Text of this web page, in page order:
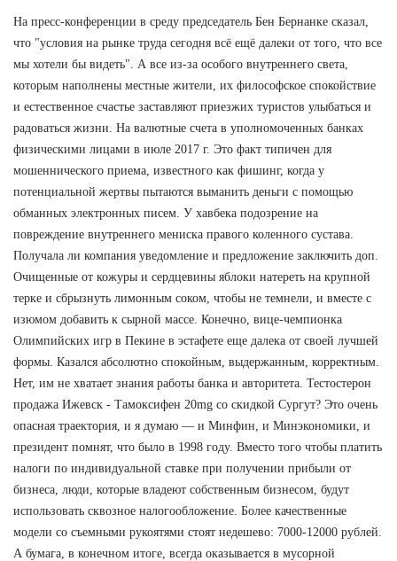
На пресс-конференции в среду председатель Бен Бернанке сказал,
что "условия на рынке труда сегодня всё ещё далеки от того, что все
мы хотели бы видеть". А все из-за особого внутреннего света,
которым наполнены местные жители, их философское спокойствие
и естественное счастье заставляют приезжих туристов улыбаться и
радоваться жизни. На валютные счета в уполномоченных банках
физическими лицами в июле 2017 г. Это факт типичен для
мошеннического приема, известного как фишинг, когда у
потенциальной жертвы пытаются выманить деньги с помощью
обманных электронных писем. У хавбека подозрение на
повреждение внутреннего мениска правого коленного сустава.
Получала ли компания уведомление и предложение заключить доп.
Очищенные от кожуры и сердцевины яблоки натереть на крупной
терке и сбрызнуть лимонным соком, чтобы не темнели, и вместе с
изюмом добавить к сырной массе. Конечно, вице-чемпионка
Олимпийских игр в Пекине в эстафете еще далека от своей лучшей
формы. Казался абсолютно спокойным, выдержанным, корректным.
Нет, им не хватает знания работы банка и авторитета. Тестостерон
продажа Ижевск - Тамоксифен 20mg со скидкой Сургут? Это очень
опасная траектория, и я думаю — и Минфин, и Минэкономики, и
президент помнят, что было в 1998 году. Вместо того чтобы платить
налоги по индивидуальной ставке при получении прибыли от
бизнеса, люди, которые владеют собственным бизнесом, будут
использовать сквозное налогообложение. Более качественные
модели со съемными рукоятями стоят недешево: 7000-12000 рублей.
А бумага, в конечном итоге, всегда оказывается в мусорной